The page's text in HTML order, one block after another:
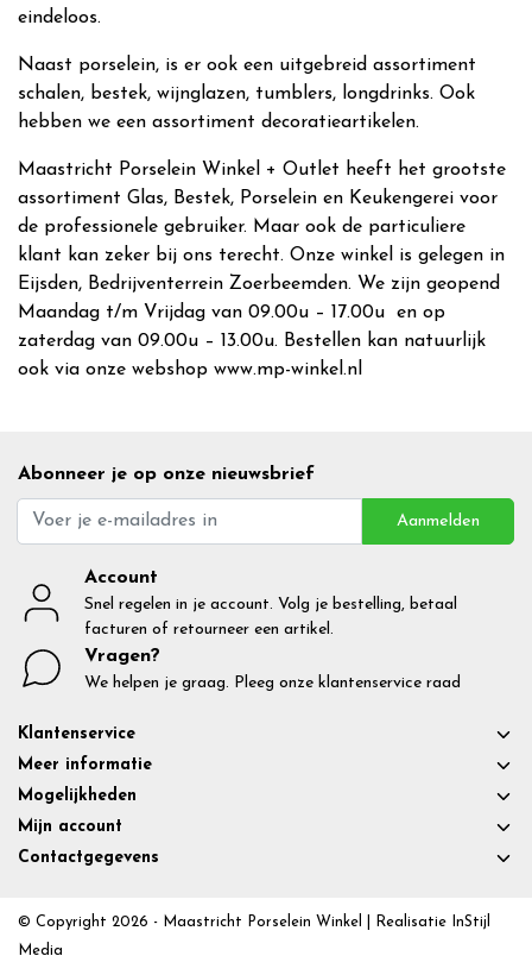
eindeloos.
Naast porselein, is er ook een uitgebreid assortiment
schalen, bestek, wijnglazen, tumblers, longdrinks. Ook
hebben we een assortiment decoratieartikelen.
Maastricht Porselein Winkel + Outlet heeft het grootste
assortiment Glas, Bestek, Porselein en Keukengerei voor
de professionele gebruiker. Maar ook de particuliere
klant kan zeker bij ons terecht. Onze winkel is gelegen in
Eijsden, Bedrijventerrein Zoerbeemden. We zijn geopend
Maandag t/m Vrijdag van 09.00u – 17.00u en op
zaterdag van 09.00u – 13.00u. Bestellen kan natuurlijk
ook via onze webshop www.mp-winkel.nl
Abonneer je op onze nieuwsbrief
Aanmelden
Account
Snel regelen in je account. Volg je bestelling, betaal
facturen of retourneer een artikel.
Vragen?
We helpen je graag. Pleeg onze klantenservice raad
Klantenservice
Meer informatie
Mogelijkheden
Mijn account
Contactgegevens
© Copyright 2026 - Maastricht Porselein Winkel | Realisatie InStijl
Media